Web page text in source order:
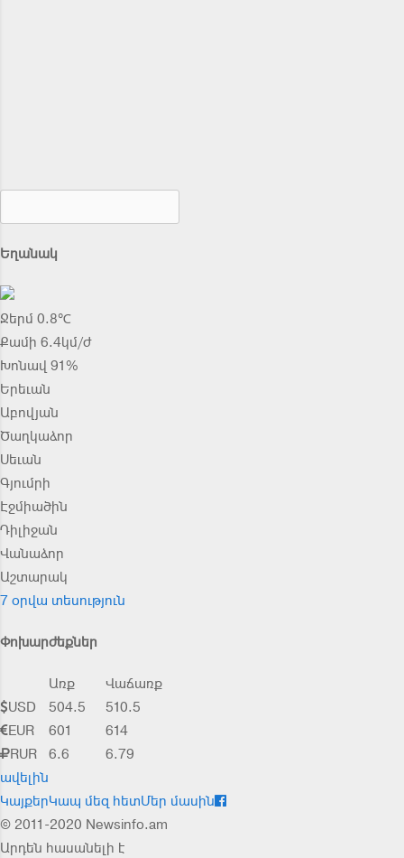
Եղանակ
Ջերմ 0.8℃
Քամի 6.4կմ/ժ
Խոնավ 91%
Երեւան
Աբովյան
Ծաղկաձոր
Սեւան
Գյումրի
Էջմիածին
Դիլիջան
Վանաձոր
Աշտարակ
7 օրվա տեսություն
Փոխարժեքներ
Առք
Վաճառք
USD
504.5
510.5
EUR
601
614
RUR
6.6
6.79
ավելին
ԿայքերԿապ մեզ հետՄեր մասին
© 2011-2020 Newsinfo.am
Արդեն հասանելի է